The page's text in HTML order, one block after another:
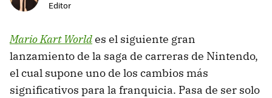
Editor
Mario Kart Worldes el siguiente gran
lanzamiento de la saga de carreras de Nintendo,
el cual supone uno de los cambios más
significativos para la franquicia. Pasa de ser solo